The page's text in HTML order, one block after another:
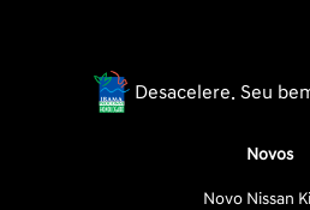
Desacelere. Seu
Novos
Novo Nissan